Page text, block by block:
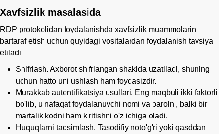
Xavfsizlik masalasida
RDP protokolidan foydalanishda xavfsizlik muammolarini
bartaraf etish uchun quyidagi vositalardan foydalanish tavsiya
etiladi:
Shifrlash. Axborot shifrlangan shaklda uzatiladi, shuning
uchun hatto uni ushlash ham foydasizdir.
Murakkab autentifikatsiya usullari. Eng maqbuli ikki faktorli
bo'lib, u nafaqat foydalanuvchi nomi va parolni, balki bir
martalik kodni ham kiritishni o'z ichiga oladi.
Huquqlarni taqsimlash. Tasodifiy noto'g'ri yoki qasddan